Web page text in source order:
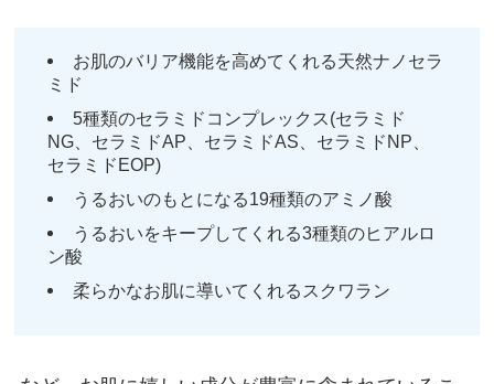
お肌のバリア機能を高めてくれる天然ナノセラ
ミド
5種類のセラミドコンプレックス(セラミド
NG、セラミドAP、セラミドAS、セラミドNP、
セラミドEOP)
うるおいのもとになる19種類のアミノ酸
うるおいをキープしてくれる3種類のヒアルロ
ン酸
柔らかなお肌に導いてくれるスクワラン